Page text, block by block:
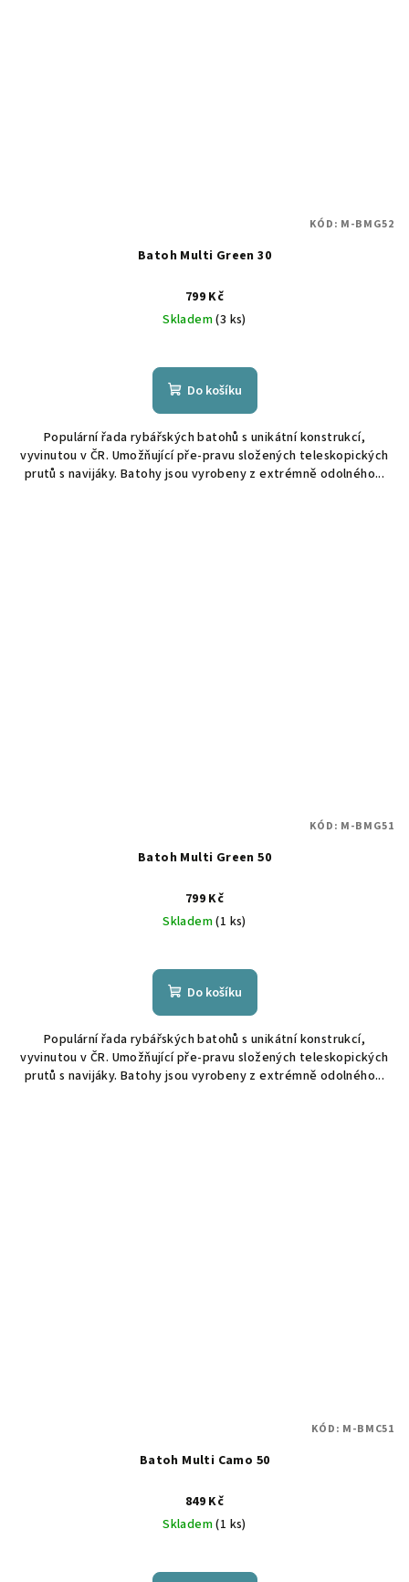
Batoh Multi Green 30
799 Kč
Skladem(3 ks)
Do košíku
Populární řada rybářských batohů s unikátní konstrukcí,
vyvinutou v ČR. Umožňující pře-pravu složených teleskopických
prutů s navijáky. Batohy jsou vyrobeny z extrémně odolného...
KÓD: M-BMG52
Batoh Multi Green 50
799 Kč
Skladem(1 ks)
Do košíku
Populární řada rybářských batohů s unikátní konstrukcí,
vyvinutou v ČR. Umožňující pře-pravu složených teleskopických
prutů s navijáky. Batohy jsou vyrobeny z extrémně odolného...
KÓD: M-BMG51
Batoh Multi Camo 50
849 Kč
Skladem(1 ks)
KÓD: M-BMC51